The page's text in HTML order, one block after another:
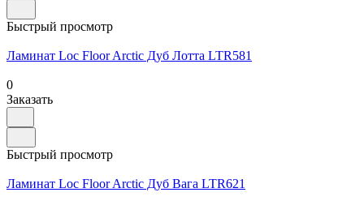
Быстрый просмотр
Ламинат Loc Floor Arctic Дуб Лотта LTR581
0
Заказать
Быстрый просмотр
Ламинат Loc Floor Arctic Дуб Вага LTR621